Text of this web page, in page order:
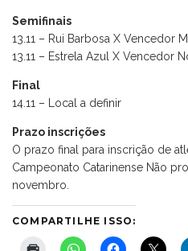
Semifinais
13.11 – Rui Barbosa X Vencedor
13.11 – Estrela Azul X Vencedor
Final
14.11 – Local a definir
Prazo inscrições
O prazo final para inscrição de
Campeonato Catarinense Não
novembro.
COMPARTILHE ISSO: